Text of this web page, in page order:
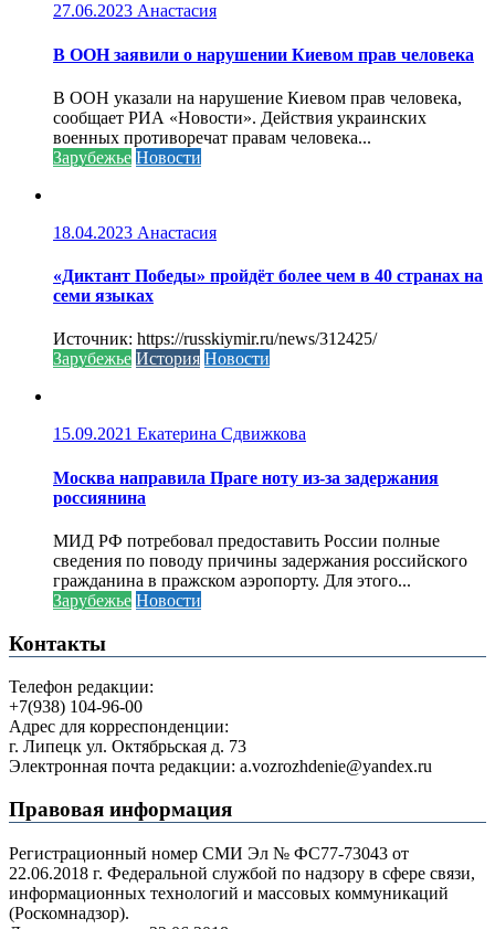
27.06.2023 Анастасия
В ООН заявили о нарушении Киевом прав человека
В ООН указали на нарушение Киевом прав человека,
сообщает РИА «Новости». Действия украинских
военных противоречат правам человека...
Зарубежье Новости
18.04.2023 Анастасия
«Диктант Победы» пройдёт более чем в 40 странах на
семи языках
Источник: https://russkiymir.ru/news/312425/
Зарубежье История Новости
15.09.2021 Екатерина Сдвижкова
Москва направила Праге ноту из-за задержания
россиянина
МИД РФ потребовал предоставить России полные
сведения по поводу причины задержания российского
гражданина в пражском аэропорту. Для этого...
Зарубежье Новости
Контакты
Телефон редакции:
+7(938) 104-96-00
Адрес для корреспонденции:
г. Липецк ул. Октябрьская д. 73
Электронная почта редакции: a.vozrozhdenie@yandex.ru
Правовая информация
Регистрационный номер СМИ Эл № ФС77-73043 от
22.06.2018 г. Федеральной службой по надзору в сфере связи,
информационных технологий и массовых коммуникаций
(Роскомнадзор).